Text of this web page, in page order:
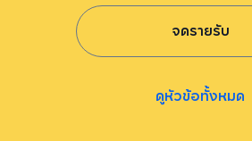
จดรายรับ
ดูหัวข้อทั้งหมด